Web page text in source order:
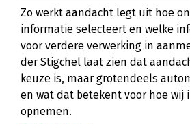
Zo werkt aandacht legt uit hoe
informatie selecteert en welke
voor verdere verwerking in
der Stigchel laat zien dat
keuze is, maar grotendeels
en wat dat betekent voor hoe wij
opnemen.